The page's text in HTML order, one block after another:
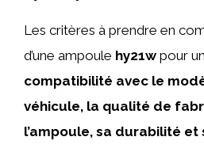
Les critères à prendre en
d’une ampoule hy21w pour
compatibilité avec le
véhicule, la qualité de
l’ampoule, sa durabilité et